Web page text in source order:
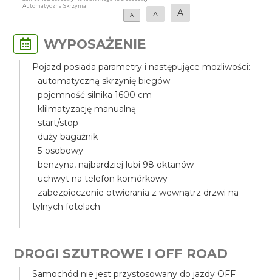
Automatyczna Skrzynia
A
A A
WYPOSAŻENIE
Pojazd posiada parametry i następujące możliwości:
- automatyczną skrzynię biegów
- pojemność silnika 1600 cm
- klilmatyzację manualną
- start/stop
- duży bagażnik
- 5-osobowy
- benzyna, najbardziej lubi 98 oktanów
- uchwyt na telefon komórkowy
- zabezpieczenie otwierania z wewnątrz drzwi na
tylnych fotelach
DROGI SZUTROWE I OFF ROAD
Samochód nie jest przystosowany do jazdy OFF